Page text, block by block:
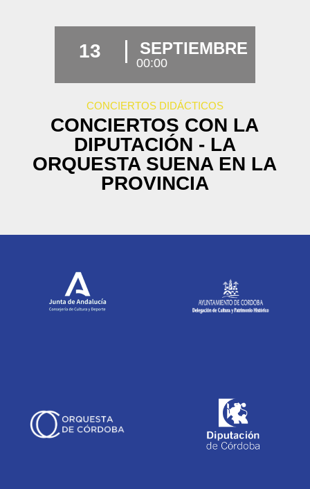
13 SEPTIEMBRE
00:00
CONCIERTOS DIDÁCTICOS
CONCIERTOS CON LA
DIPUTACIÓN - LA
ORQUESTA SUENA EN LA
PROVINCIA